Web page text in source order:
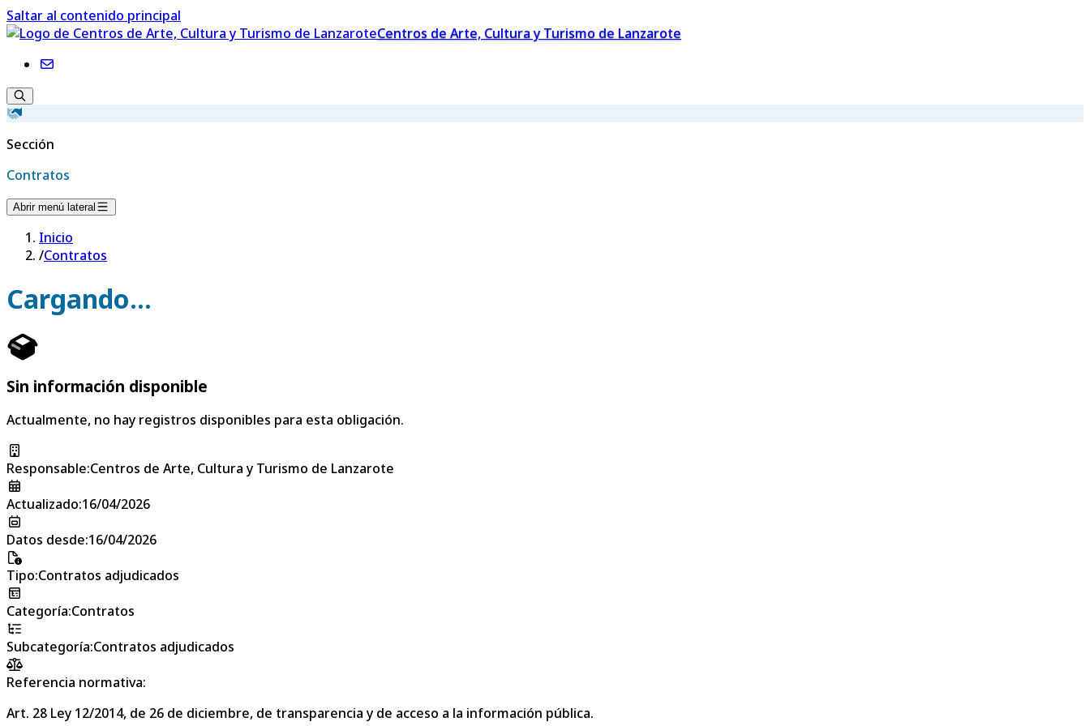
Saltar al contenido principal
Centros de Arte, Cultura y Turismo de Lanzarote
Sección
Contratos
Abrir menú lateral
Inicio
/Contratos
Cargando...
Sin información disponible
Actualmente, no hay registros disponibles para esta obligación.
Responsable:Centros de Arte, Cultura y Turismo de Lanzarote
Actualizado:16/04/2026
Datos desde:16/04/2026
Tipo:Contratos adjudicados
Categoría:Contratos
Subcategoría:Contratos adjudicados
Referencia normativa:
Art. 28 Ley 12/2014, de 26 de diciembre, de transparencia y de acceso a la información pública.